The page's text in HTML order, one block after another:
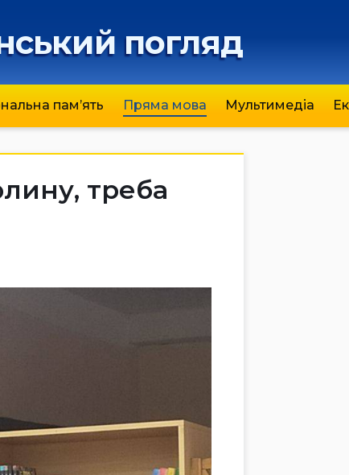
погляд
пам’ять Пряма мова Мультимедіа
треба